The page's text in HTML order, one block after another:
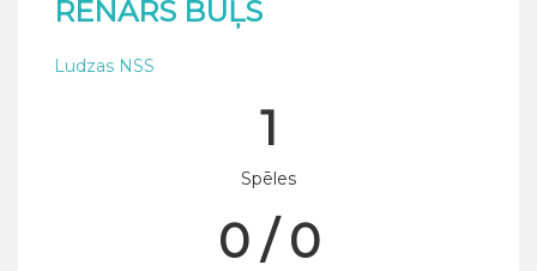
RENĀRS BUĻS
Ludzas NSS
1
Spēles
0 / 0